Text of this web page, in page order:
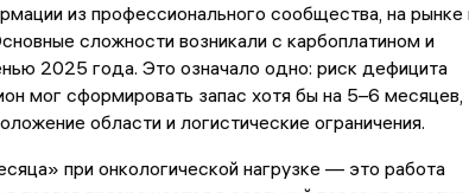
из профессионального сообщества, на рынке
сложности возникали с карбоплатином и
2025 года. Это означало одно: риск дефицита
мог сформировать запас хотя бы на 5–6 месяцев,
области и логистические ограничения.
при онкологической нагрузке — это работа